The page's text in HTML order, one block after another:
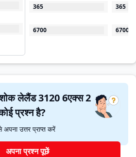
365
6700
365
6700
लेलैंड 3120 6एक्स 2
में कोई प्रश्न है?
उत्तर प्राप्त करें
अपना प्रश्न पूछें